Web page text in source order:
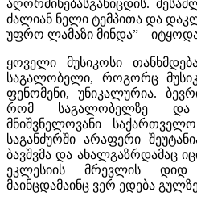
აღორძინებასგანიცდის.
ძალიან ნელი ტემპითა და
უფრო ლამაზი მინდა” –
ყოველი მუსიკოსი
საგალობელი, როგორც
ფენომენი, უნიკალურია.
რომ საგალობელზე და
მნიშვნელოვანი
საგანძურში არაფერი
ბავშვმა და ახალგაზრდამაც
ეკლესიის მრევლის
მაინცდამაინც ვერ ედება